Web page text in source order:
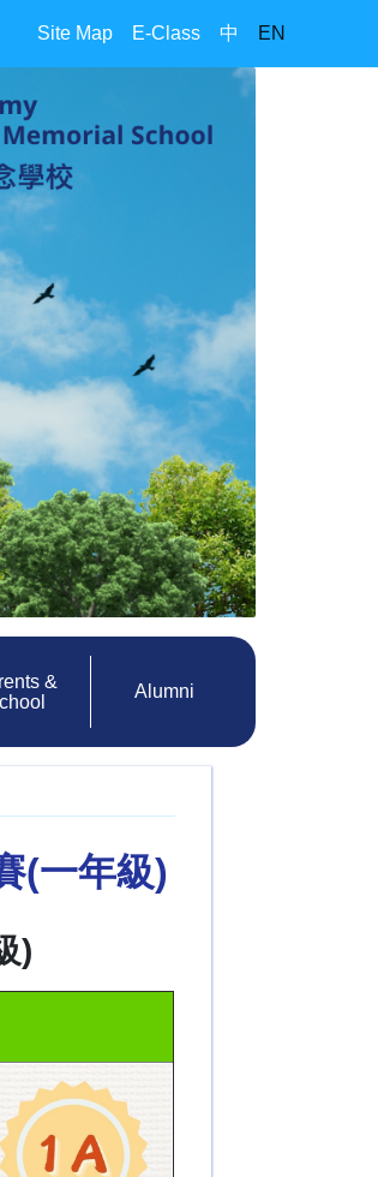
Site Map E-Class 中 EN
&
Alumni
(一年級)
)